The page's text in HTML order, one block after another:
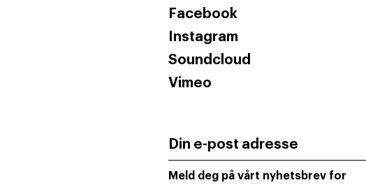
Facebook
Instagram
Soundcloud
Vimeo
Din e-post adresse
Meld deg på vårt nyhetsbrev for